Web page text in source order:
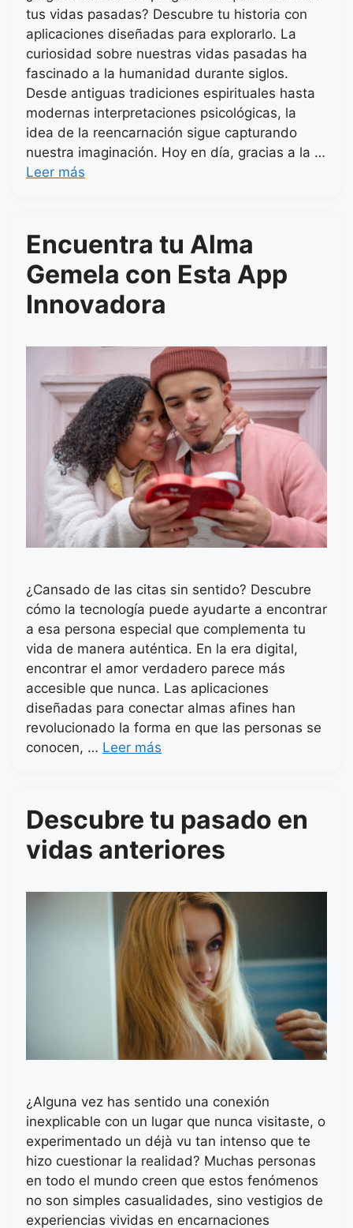
tus vidas pasadas? Descubre tu historia con
aplicaciones diseñadas para explorarlo. La
curiosidad sobre nuestras vidas pasadas ha
fascinado a la humanidad durante siglos.
Desde antiguas tradiciones espirituales hasta
modernas interpretaciones psicológicas, la
idea de la reencarnación sigue capturando
nuestra imaginación. Hoy en día, gracias a la …
Leer más
Encuentra tu Alma
Gemela con Esta App
Innovadora
¿Cansado de las citas sin sentido? Descubre
cómo la tecnología puede ayudarte a encontrar
a esa persona especial que complementa tu
vida de manera auténtica. En la era digital,
encontrar el amor verdadero parece más
accesible que nunca. Las aplicaciones
diseñadas para conectar almas afines han
revolucionado la forma en que las personas se
conocen, … Leer más
Descubre tu pasado en
vidas anteriores
¿Alguna vez has sentido una conexión
inexplicable con un lugar que nunca visitaste, o
experimentado un déjà vu tan intenso que te
hizo cuestionar la realidad? Muchas personas
en todo el mundo creen que estos fenómenos
no son simples casualidades, sino vestigios de
experiencias vividas en encarnaciones